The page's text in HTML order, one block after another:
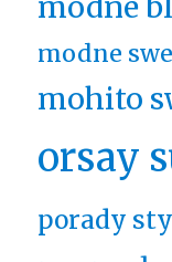
modne
mohito
orsay
porady